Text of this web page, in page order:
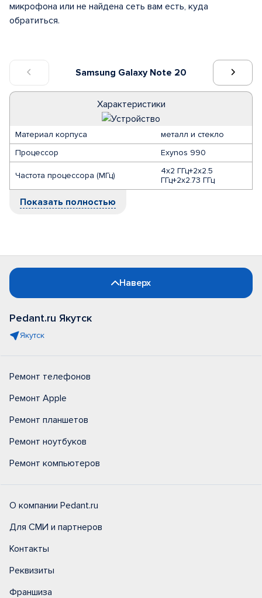
Samsung Galaxy Note 20
Характеристики
Материал корпуса
металл и стекло
Процессор
Exynos 990
Частота процессора (МГц)
4x2 ГГц+2x2.5
ГГц+2x2.73 ГГц
Показать полностью
микрофона или не найдена сеть вам есть, куда
обратиться.
Наверх
Pedant.ru Якутск
Якутск
Ремонт телефонов
Ремонт Apple
Ремонт планшетов
Ремонт ноутбуков
Ремонт компьютеров
О компании Pedant.ru
Для СМИ и партнеров
Контакты
Реквизиты
Франшиза